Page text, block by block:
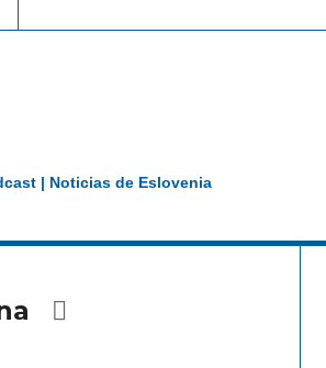
| Noticias de Eslovenia